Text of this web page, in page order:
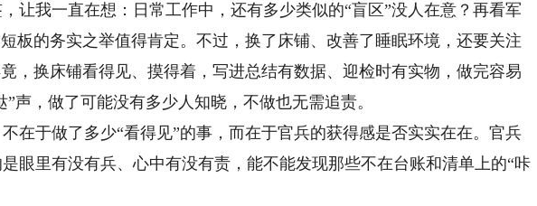
我一直在想：日常工作中，还有多少类似的“盲区”没人在意？再看军
板的务实之举值得肯定。不过，换了床铺、改善了睡眠环境，还要关注
，换床铺看得见、摸得着，写进总结有数据、迎检时有实物，做完容易
”声，做了可能没有多少人知晓，不做也无需追责。
于做了多少“看得见”的事，而在于官兵的获得感是否实实在在。官兵
眼里有没有兵、心中有没有责，能不能发现那些不在台账和清单上的“咔